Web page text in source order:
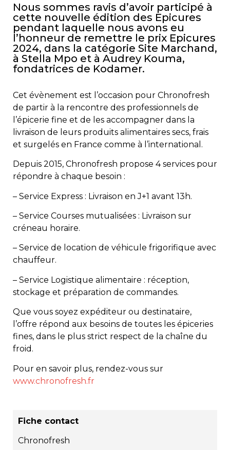
Nous sommes ravis d’avoir participé à
cette nouvelle édition des Epicures
pendant laquelle nous avons eu
l’honneur de remettre le prix Epicures
2024, dans la catégorie Site Marchand,
à Stella Mpo et à Audrey Kouma,
fondatrices de Kodamer.
Cet évènement est l’occasion pour Chronofresh
de partir à la rencontre des professionnels de
l’épicerie fine et de les accompagner dans la
livraison de leurs produits alimentaires secs, frais
et surgelés en France comme à l’international.
Depuis 2015, Chronofresh propose 4 services pour
répondre à chaque besoin :
– Service Express : Livraison en J+1 avant 13h.
– Service Courses mutualisées : Livraison sur
créneau horaire.
– Service de location de véhicule frigorifique avec
chauffeur.
– Service Logistique alimentaire : réception,
stockage et préparation de commandes.
Que vous soyez expéditeur ou destinataire,
l’offre répond aux besoins de toutes les épiceries
fines, dans le plus strict respect de la chaîne du
froid.
Pour en savoir plus, rendez-vous sur
www.chronofresh.fr
Fiche contact
Chronofresh